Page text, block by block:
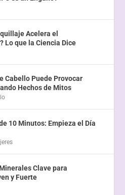
Acelera el
Lo que la Ciencia Dice
Cabello Puede Provocar
Hechos de Mitos
10 Minutos: Empieza el Día
Clave para
y Fuerte